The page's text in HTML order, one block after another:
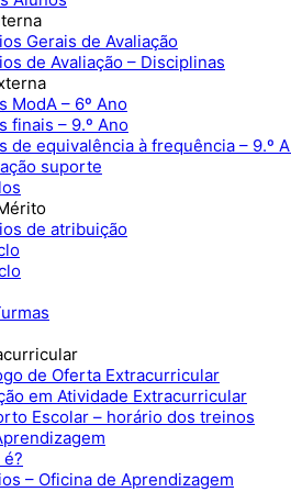
Gerais de Avaliação
de Avaliação – Disciplinas
ModA – 6º Ano
finais – 9.º Ano
de equivalência à frequência – 9.º
suporte
de atribuição
de Oferta Extracurricular
em Atividade Extracurricular
Escolar – horário dos treinos
é?
– Oficina de Aprendizagem